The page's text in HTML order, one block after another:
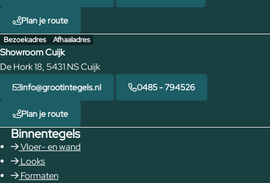
Plan je route
Bezoekadres Afhaaladres
Showroom Cuijk
De Hork 18, 5431 NS Cuijk
info@grootintegels.nl 0485 - 794526
Plan je route
Binnentegels
Vloer- en wand
Looks
Formaten